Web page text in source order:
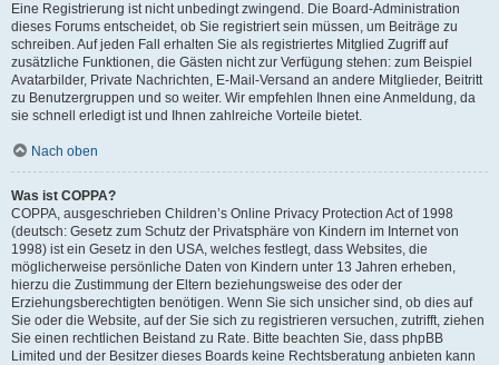
Eine Registrierung ist nicht unbedingt zwingend. Die Board-Administration
dieses Forums entscheidet, ob Sie registriert sein müssen, um Beiträge zu
schreiben. Auf jeden Fall erhalten Sie als registriertes Mitglied Zugriff auf
zusätzliche Funktionen, die Gästen nicht zur Verfügung stehen: zum Beispiel
Avatarbilder, Private Nachrichten, E-Mail-Versand an andere Mitglieder, Beitritt
zu Benutzergruppen und so weiter. Wir empfehlen Ihnen eine Anmeldung, da
sie schnell erledigt ist und Ihnen zahlreiche Vorteile bietet.
Nach oben
Was ist COPPA?
COPPA, ausgeschrieben Children’s Online Privacy Protection Act of 1998
(deutsch: Gesetz zum Schutz der Privatsphäre von Kindern im Internet von
1998) ist ein Gesetz in den USA, welches festlegt, dass Websites, die
möglicherweise persönliche Daten von Kindern unter 13 Jahren erheben,
hierzu die Zustimmung der Eltern beziehungsweise des oder der
Erziehungsberechtigten benötigen. Wenn Sie sich unsicher sind, ob dies auf
Sie oder die Website, auf der Sie sich zu registrieren versuchen, zutrifft, ziehen
Sie einen rechtlichen Beistand zu Rate. Bitte beachten Sie, dass phpBB
Limited und der Besitzer dieses Boards keine Rechtsberatung anbieten kann